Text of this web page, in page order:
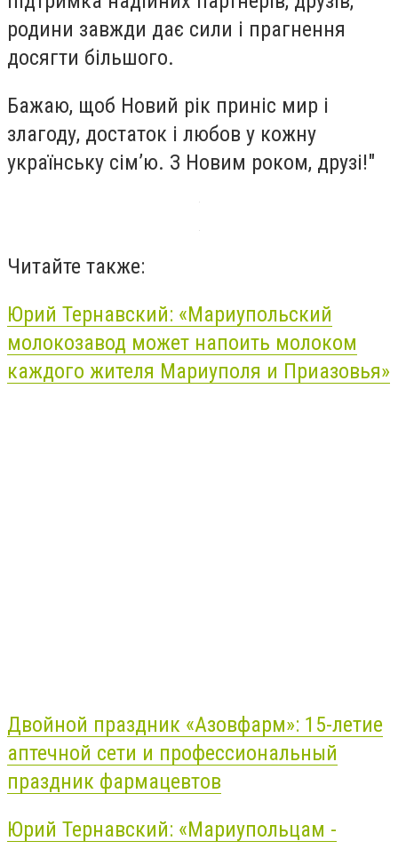
родини завжди дає сили і прагнення
досягти більшого.
Бажаю, щоб Новий рік приніс мир і
злагоду, достаток і любов у кожну
українську сім’ю. З Новим роком, друзі!"
Читайте также:
Юрий Тернавский: «Мариупольский
молокозавод может напоить молоком
каждого жителя Мариуполя и Приазовья»
Двойной праздник «Азовфарм»: 15-летие
аптечной сети и профессиональный
праздник фармацевтов
Юрий Тернавский: «Мариупольцам -